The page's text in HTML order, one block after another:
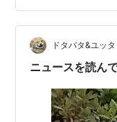
たしが参加してる
ドタバタ&ユッ
ニュースを読ん